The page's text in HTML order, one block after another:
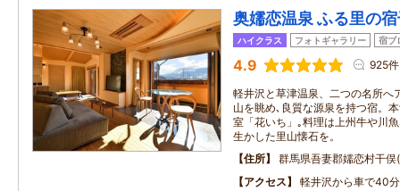
奥嬬恋温泉 ふる里の
ハイクラス フォトギャラリー 宿ブ
4.9 925件
軽井沢と草津温泉、二つの名所へ
山を眺め､良質な源泉を持つ宿。
室「花いち」｡料理は上州牛や川
生かした里山懐石を。
住所
群馬県吾妻郡嬬恋村干
アクセス
軽井沢から車で40分